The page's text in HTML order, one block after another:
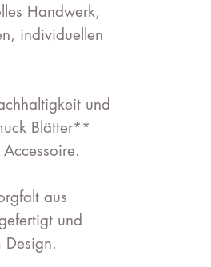
Handwerk,
individuellen
und
Blätter**
aus
und
Design.